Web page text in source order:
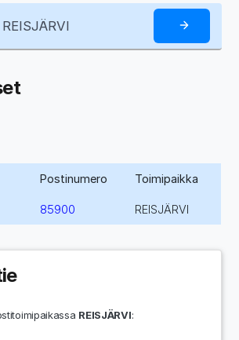
Postinumero Toimipaikka
85900 REISJÄRVI
REISJÄRVI: